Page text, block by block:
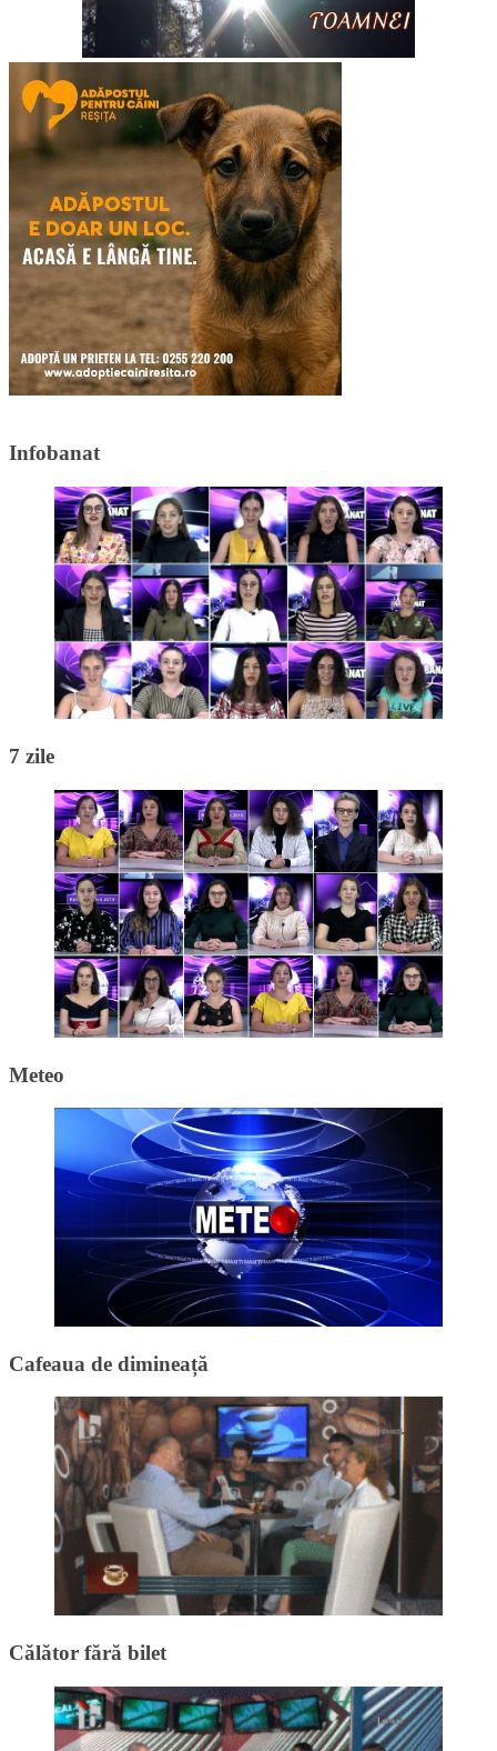
Infobanat
7 zile
Meteo
Cafeaua de dimineață
Călător fără bilet